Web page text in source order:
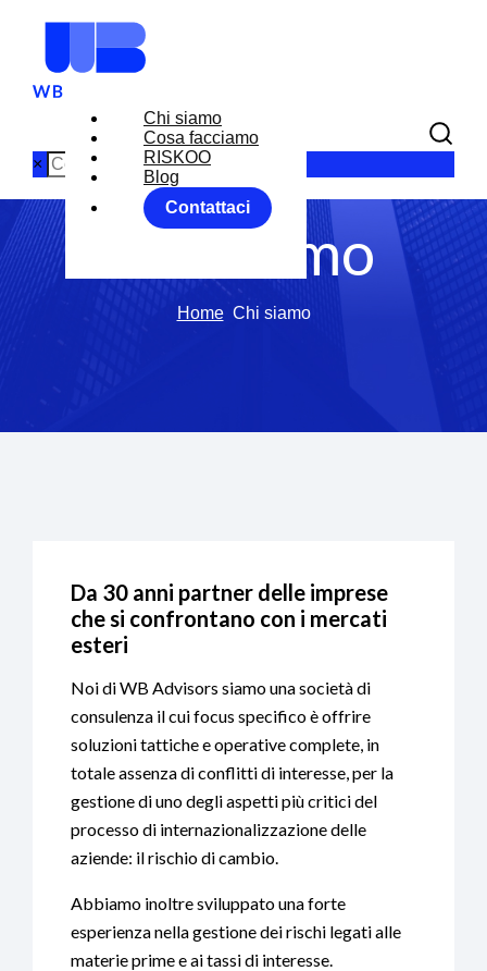
Chi siamo
Cosa facciamo
RISKOO
Blog
Contattaci
×
Chi siamo
Home Chi siamo
Da 30 anni partner delle imprese
che si confrontano con i mercati
esteri
Noi di WB Advisors siamo una società di
consulenza il cui focus specifico è offrire
soluzioni tattiche e operative complete, in
totale assenza di conflitti di interesse, per la
gestione di uno degli aspetti più critici del
processo di internazionalizzazione delle
aziende: il rischio di cambio.
Abbiamo inoltre sviluppato una forte
esperienza nella gestione dei rischi legati alle
materie prime e ai tassi di interesse.